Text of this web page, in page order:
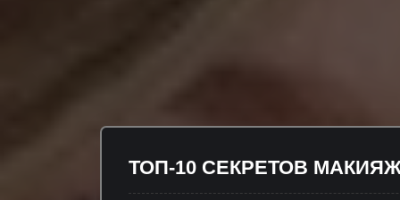
ТОП-10 СЕКРЕТОВ